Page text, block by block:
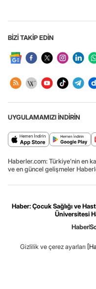
BİZİ TAKİP EDİN
UYGULAMAMIZI İNDİRİN
Haberler.com: Türkiye’nin en
ve en güncel gelişmeler
Haber: Çocuk Sağlığı ve
Üniversitesi
Haber
Gizlilik ve çerez ayarları